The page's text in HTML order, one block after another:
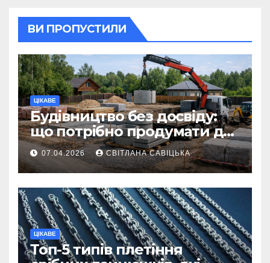
ВИ ПРОПУСТИЛИ
ЦІКАВЕ
Будівництво без досвіду:
що потрібно продумати до
першої доставки на
ділянку
07.04.2026 СВІТЛАНА САВІЦЬКА
ЦІКАВЕ
Топ-5 типів плетіння